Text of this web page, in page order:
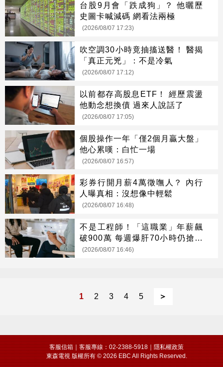
台股9月會「跌成狗」？ 他曬歷
史圖卡喊減碼 網看法兩極
(2026/08/07 17:23)
吹空調30小時竟抽搐送醫！ 醫揭
「真正元兇」：不是冷氣
(2026/08/07 17:12)
以前都存高股息ETF！ 經歷震盪
他動念想換債 過來人說話了
(2026/08/07 17:05)
個股操作一年「僅2個月贏大盤」
他心累嘆：白忙一場
(2026/08/07 16:57)
彩券行開月薪4萬徵嘸人？ 內行
人曝真相：沒想像中輕鬆
(2026/08/07 16:48)
不是工程師！「這職業」年薪飆
破900萬 每週爆肝70小時仍搶破
頭
(2026/08/07 16:46)
1 2 3 4 5 ＞
客服信箱｜客服專線：02-2388-5918｜隱私權政策
東森電視 版權所有 © 2026 EBC All Rights Reserved.